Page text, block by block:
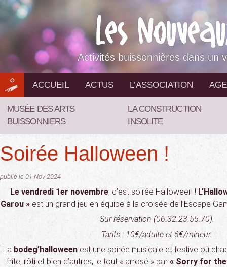
Aller
au
contenu
Activités buissonnières dans un
ACCUEIL ACTUS L’ASSOCIATION
MUSÉE DES ARTS
BUISSONNIERS
LA CONSTRUCTION
INSOLITE
Soirée Halloween !
publié le 01 Nov 2024
Le vendredi 1er novembre, c’est soirée Halloween !
Garou » est un grand jeu en équipe à la croisée de l’Escape
Sur réservation (06.32.23.55.70).
Tarifs : 10€/adulte et 6€/mineur.
La bodeg’halloweenest une soirée musicale et festive où
frite, rôti et bien d’autres, le tout « arrosé » par« Sorry for